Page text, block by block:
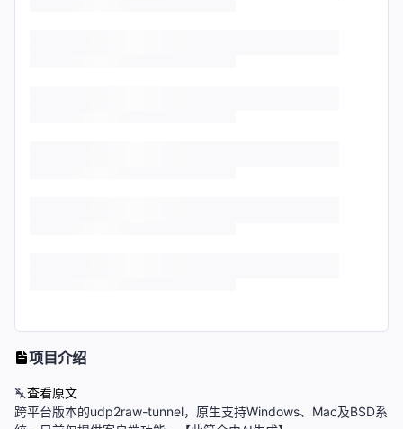
项目介绍
查看原文
跨平台版本的udp2raw-tunnel，原生支持Windows、Mac及BSD系